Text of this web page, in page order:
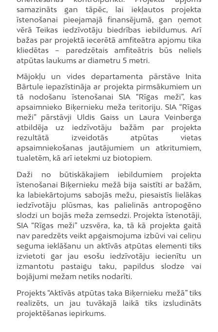
samazināts gan tāpēc, lai iekļautos projekta
īstenošanai pieejamajā finansējumā, gan ņemot
vērā Teikas iedzīvotāju biedrības iebildumus. Arī
bažas par projektā iecerētā amfiteātra apjomu tika
kliedētas – paredzētais amfiteātris būs neliels
atpūtas laukums ar diametru 5 metri.
Mājokļu un vides departamenta pārstāve Inita
Bārtule iepazīstināja ar projekta pirmsākumiem un
tā nodošanu īstenošanai SIA “Rīgas meži”, kas
apsaimnieko Biķernieku meža teritoriju. SIA “Rīgas
meži” pārstāvji Uldis Gaiss un Laura Veinberga
atbildēja uz iedzīvotāju bažām par projekta
rezultātā izveidotās atpūtas vietas
apsaimniekošanas jautājumiem un atkritumiem,
tualetēm, kā arī ietekmi uz biotopiem.
Daži no būtiskākajiem iebildumiem projekta
īstenošanai Biķernieku mežā bija saistīti ar bažām,
ka labiekārtojums sabojās mežu, piesaistīs lielākas
iedzīvotāju plūsmas, kas palielinās antropogēno
slodzi un bojās meža zemsedzi. Projekta īstenotāji,
SIA “Rīgas meži” uzsvēra, ka, tā kā projekta gaitā
nav paredzēts veikt apgaismojuma izbūvi vai celiņu
seguma ieklāšanu un aktīvās atpūtas elementi tiks
izvietoti gar jau esošu iedzīvotāju iecienītu un
izmantotu pastaigu taku, papildus slodze vai
bojājumi mežam netiks nodarīti.
Projekts “Aktīvās atpūtas taka Biķernieku mežā” tiks
realizēts, un jau tuvākajā laikā tiks izsludināts
projektēšanas iepirkums.